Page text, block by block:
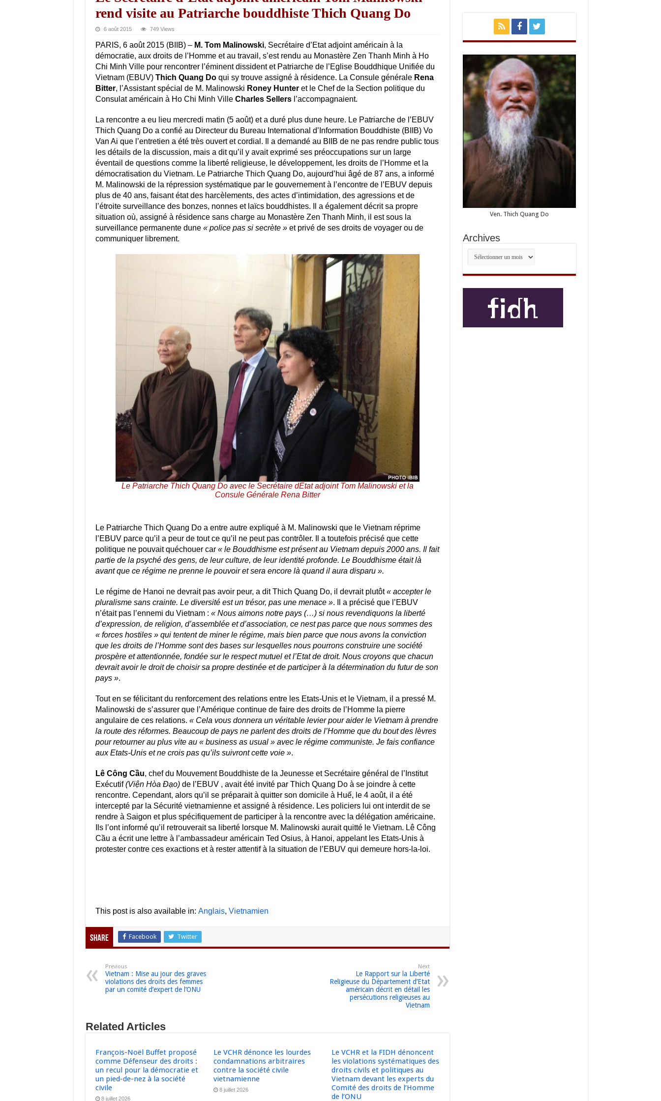
rend visite au Patriarche bouddhiste Thich Quang Do
6 août 2015 749 Views
PARIS, 6 août 2015 (BIIB) – M. Tom Malinowski, Secrétaire d’Etat adjoint américain à la
démocratie, aux droits de l’Homme et au travail, s’est rendu au Monastère Zen Thanh Minh à Ho
Chi Minh Ville pour rencontrer l’éminent dissident et Patriarche de l’Eglise Bouddhique Unifiée du
Vietnam (EBUV) Thich Quang Doqui sy trouve assigné à résidence. La Consule générale Rena
Bitter, l’Assistant spécial de M. Malinowski Roney Hunteret le Chef de la Section politique du
Consulat américain à Ho Chi Minh Ville Charles Sellersl’accompagnaient.
La rencontre a eu lieu mercredi matin (5 août) et a duré plus dune heure. Le Patriarche de l’EBUV
Thich Quang Do a confié au Directeur du Bureau International d’Information Bouddhiste (BIIB) Vo
Van Ai que l’entretien a été très ouvert et cordial. Il a demandé au BIIB de ne pas rendre public tous
les détails de la discussion, mais a dit qu’il y avait exprimé ses préoccupations sur un large
éventail de questions comme la liberté religieuse, le développement, les droits de l’Homme et la
démocratisation du Vietnam. Le Patriarche Thich Quang Do, aujourd’hui âgé de 87 ans, a informé
M. Malinowski de la répression systématique par le gouvernement à l’encontre de l’EBUV depuis
plus de 40 ans, faisant état des harcèlements, des actes d’intimidation, des agressions et de
l’étroite surveillance des bonzes, nonnes et laïcs bouddhistes. Il a également décrit sa propre
situation où, assigné à résidence sans charge au Monastère Zen Thanh Minh, il est sous la
surveillance permanente dune « police pas si secrète »et privé de ses droits de voyager ou de
communiquer librement.
Le Patriarche Thich Quang Do avec le Secrétaire dEtat adjoint Tom Malinowski et la
Consule Générale Rena Bitter
Le Patriarche Thich Quang Do a entre autre expliqué à M. Malinowski que le Vietnam réprime
l’EBUV parce qu’il a peur de tout ce qu’il ne peut pas contrôler. Il a toutefois précisé que cette
politique ne pouvait quéchouer car « le Bouddhisme est présent au Vietnam depuis 2000 ans. Il fait
partie de la psyché des gens, de leur culture, de leur identité profonde. Le Bouddhisme était là
avant que ce régime ne prenne le pouvoir et sera encore là quand il aura disparu ».
Le régime de Hanoi ne devrait pas avoir peur, a dit Thich Quang Do, il devrait plutôt« accepter le
pluralisme sans crainte. Le diversité est un trésor, pas une menace ». Il a précisé que l’EBUV
n’était pas l’ennemi du Vietnam : « Nous aimons notre pays (…) si nous revendiquons la liberté
d’expression, de religion, d’assemblée et d’association, ce nest pas parce que nous sommes des
« forces hostiles » qui tentent de miner le régime, mais bien parce que nous avons la conviction
que les droits de l’Homme sont des bases sur lesquelles nous pourrons construire une société
prospère et attentionnée, fondée sur le respect mutuel et l’Etat de droit. Nous croyons que chacun
devrait avoir le droit de choisir sa propre destinée et de participer à la détermination du futur de son
pays ».
Tout en se félicitant du renforcement des relations entre les Etats-Unis et le Vietnam, il a pressé M.
Malinowski de s’assurer que l’Amérique continue de faire des droits de l’Homme la pierre
angulaire de ces relations. « Cela vous donnera un véritable levier pour aider le Vietnam à prendre
la route des réformes. Beaucoup de pays ne parlent des droits de l’Homme que du bout des lèvres
pour retourner au plus vite au « business as usual » avec le régime communiste. Je fais confiance
aux Etats-Unis et ne crois pas qu’ils suivront cette voie ».
Lê Công Cầu, chef du Mouvement Bouddhiste de la Jeunesse et Secrétaire général de l’Institut
Exécutif(Viện Hòa Đạo)de l’EBUV , avait été invité par Thich Quang Do à se joindre à cette
rencontre. Cependant, alors qu’il se préparait à quitter son domicile à Huế, le 4 août, il a été
intercepté par la Sécurité vietnamienne et assigné à résidence. Les policiers lui ont interdit de se
rendre à Saigon et plus spécifiquement de participer à la rencontre avec la délégation américaine.
Ils l’ont informé qu’il retrouverait sa liberté lorsque M. Malinowski aurait quitté le Vietnam. Lê Công
Cầu a écrit une lettre à l’ambassadeur américain Ted Osius, à Hanoi, appelant les Etats-Unis à
protester contre ces exactions et à rester attentif à la situation de l’EBUV qui demeure hors-la-loi.
This post is also available in: Anglais Vietnamien
Share Facebook Twitter
Previous
Vietnam : Mise au jour des graves
violations des droits des femmes
par un comité d’expert de l’ONU
Next
Le Rapport sur la Liberté
Religieuse du Département d’Etat
américain décrit en détail les
persécutions religieuses au
Vietnam
Related Articles
François-Noël Buffet proposé
comme Défenseur des droits :
un recul pour la démocratie et
un pied-de-nez à la société
civile
8 juillet 2026
Le VCHR dénonce les lourdes
condamnations arbitraires
contre la société civile
vietnamienne
8 juillet 2026
Le VCHR et la FIDH dénoncent
les violations systématiques des
droits civils et politiques au
Vietnam devant les experts du
Comité des droits de l’Homme
de l’ONU
Ven. Thich Quang Do
Archives
Archives